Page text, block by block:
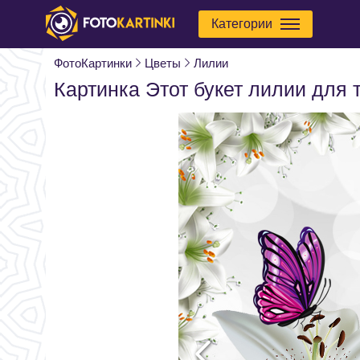
Категории
ФотоКартинки Цветы Лилии
Картинка Этот букет лилии для